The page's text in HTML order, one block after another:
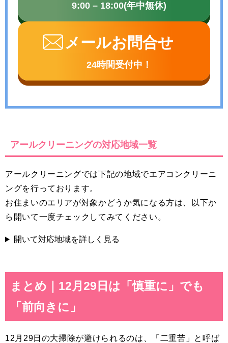
9:00 – 18:00(年中無休)
メールお問合せ
24時間受付中！
アールクリーニングの対応地域一覧
アールクリーニングでは下記の地域でエアコンクリーニ
ングを行っております。
お住まいのエリアが対象かどうか気になる方は、以下か
ら開いて一度チェックしてみてください。
開いて対応地域を詳しく見る
まとめ｜12月29日は「慎重に」でも
「前向きに」
12月29日の大掃除が避けられるのは、「二重苦」と呼ば